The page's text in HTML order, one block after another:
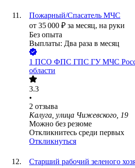
Пожарный/Спасатель МЧС
от 35 000 ₽ за месяц, на руки
Без опыта
Выплаты: Два раза в месяц
1 ПСО ФПС ГПС ГУ МЧС
области
3.3
•
2 отзыва
Калуга, улица Чижевского, 19
Можно без резюме
Откликнитесь среди первых
Откликнуться
Старший рабочий зеленого